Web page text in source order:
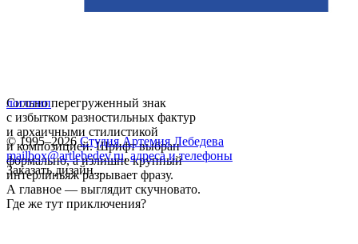
Сильно перегруженный знак
с избытком разностильных фактур
и архаичными стилистикой
и композицией. Шрифт выбран
формально, а излишне крупный
интерлиньяж разрывает фразу.
А главное — выглядит скучновато.
Где же тут приключения?
логотип
© 1995–2026 Студия Артемия Лебедева
mailbox@artlebedev.ru, адреса и телефоны
Заказать дизайн...